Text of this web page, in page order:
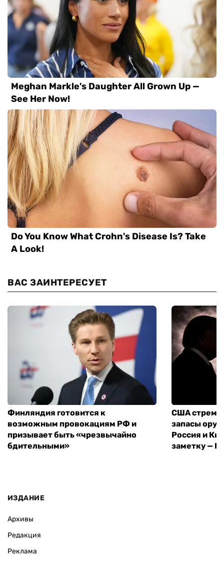
ВАС ЗАИНТЕРЕСУЕТ
Финляндия готовится к
возможным провокациям РФ и
призывает быть «чрезвычайно
бдительными»
США
запасы
Россия и
заметку —
ИЗДАНИЕ
Архивы
Редакция
Реклама